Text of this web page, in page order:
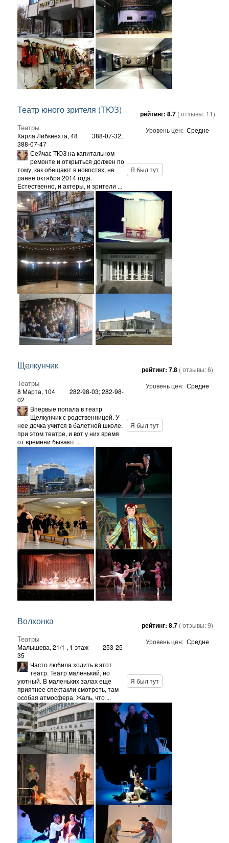
Театр юного зрителя (ТЮЗ)
Театры
Карла Либкнехта, 48
388-07-32;
388-07-47
рейтинг: 8.7 ( отзывы: 11)
Уровень цен: Средне
Сейчас ТЮЗ на капитальном
ремонте и открыться должен по
тому, как обещают в новостях, не
ранее октября 2014 года.
Естественно, и актеры, и зрители ...
Я был тут
Щелкунчик
Театры
8 Марта, 104
282-98-03; 282-98-
02
рейтинг: 7.8 ( отзывы:6)
Уровень цен: Средне
Впервые попала в театр
Щелкунчик с родственницей. У
нее дочка учится в балетной школе,
при этом театре, и вот у них время
от времени бывают ...
Я был тут
Волхонка
Театры
Малышева, 21/1 , 1 этаж
253-25-
35
рейтинг: 8.7 ( отзывы:9)
Уровень цен: Средне
Часто любила ходить в этот
театр. Театр маленький, но
уютный. В маленьких залах еще
приятнее спектакли смотреть, там
особая атмосфера. Жаль, что ...
Я был тут